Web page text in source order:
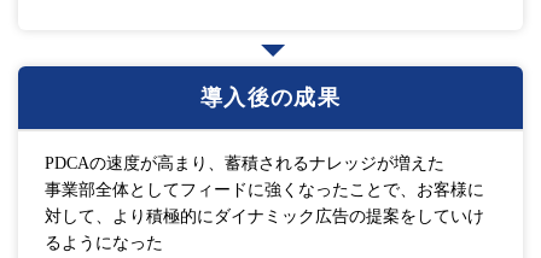
導入後の成果
PDCAの速度が高まり、蓄積されるナレッジが増えた
事業部全体としてフィードに強くなったことで、お客様に
対して、より積極的にダイナミック広告の提案をしていけ
るようになった